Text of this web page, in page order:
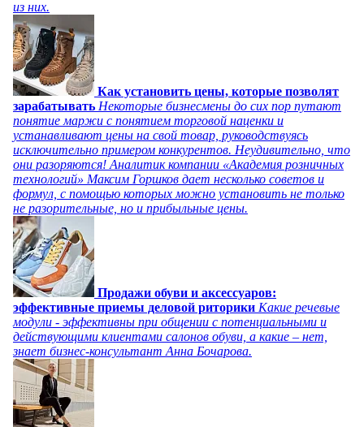
из них.
Как установить цены, которые позволят
зарабатывать Некоторые бизнесмены до сих пор путают
понятие маржи с понятием торговой наценки и
устанавливают цены на свой товар, руководствуясь
исключительно примером конкурентов. Неудивительно, что
они разоряются! Аналитик компании «Академия розничных
технологий» Максим Горшков дает несколько советов и
формул, с помощью которых можно установить не только
не разорительные, но и прибыльные цены.
Продажи обуви и аксессуаров:
эффективные приемы деловой риторики Какие речевые
модули - эффективны при общении с потенциальными и
действующими клиентами салонов обуви, а какие – нет,
знает бизнес-консультант Анна Бочарова.